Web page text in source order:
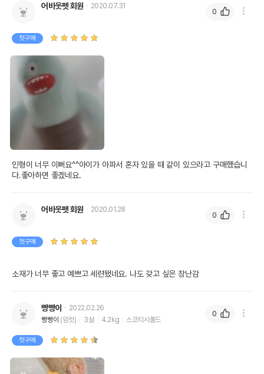
어바웃펫 회원 2020.07.31
첫구매
인형이 너무 이뻐요^^아이가 아파서 혼자 있을 때 같이 있으라고 구매했습니
다.좋아하면 좋겠네요.
0
어바웃펫 회원 2020.01.28
첫구매
소재가 너무 좋고 예쁘고 세련됐네요. 나도 갖고 싶은 장난감
0
빵빵이
2022.02.26
빵빵이 (암컷) 3살 4.2kg 스코티시폴드
첫구매
0